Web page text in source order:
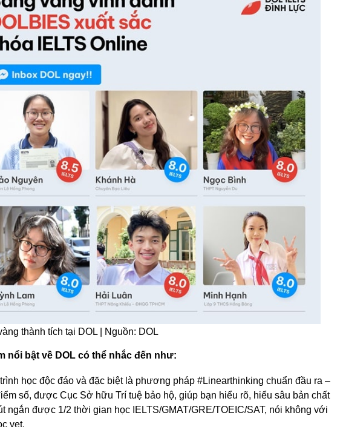
thành tích tại DOL | Nguồn: DOL
nổi bật về DOL có thể nhắc đến như:
học độc đáo và đặc biệt là phương pháp #Linearthinking chuẩn đầu ra –
số, được Cục Sở hữu Trí tuệ bảo hộ, giúp bạn hiểu rõ, hiểu sâu bản chất
ngắn được 1/2 thời gian học IELTS/GMAT/GRE/TOEIC/SAT, nói không với
vẹt.